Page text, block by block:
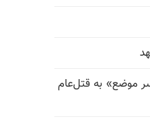
موضع» به قتل‌عام